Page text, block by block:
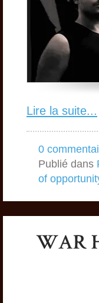
Lire la suite...
0
Publié dans
of